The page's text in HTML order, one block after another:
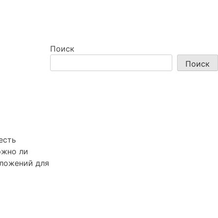
ли
для
Поиск
Поиск